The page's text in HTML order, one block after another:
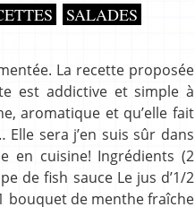
SALADES
La recette proposée
est addictive et simple à
aromatique et qu’elle fait
sera j’en suis sûr dans
en cuisine! Ingrédients (2
de fish sauce Le jus d’1/2
bouquet de menthe fraîche